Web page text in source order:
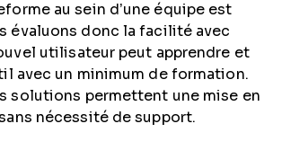
au sein d’une équipe est
évaluons donc la facilité avec
utilisateur peut apprendre et
avec un minimum de formation.
solutions permettent une mise en
nécessité de support.